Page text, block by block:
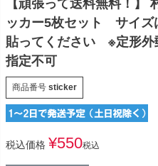
【頑張って送料無料！】
ッカー5枚セット サイズ
貼ってください ※定形外
指定不可
商品番号 sticker
税込価格 ¥550税込